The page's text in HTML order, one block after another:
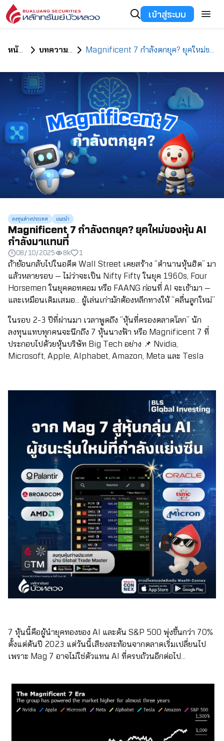
เข้าสู่ระบบ
หน้าแรก บทความทั้งหมด Magnificent 7 กำลังตกยุค? ยุคใหม่ของหุ้น AI กำลังมาแทนที่
ลงทุนต่างประเทศ แนะนำ
Magnificent 7 กำลังตกยุค? ยุคใหม่ของหุ้น AI
กำลังมาแทนที่
08/10/2025 8k 1
ถ้าย้อนกลับไปในอดีต Wall Street เคยสร้าง “ตำนานหุ้นฮิต” มา
แล้วหลายรอบ — ไม่ว่าจะเป็น Nifty Fifty ในยุค 1960s, Four
Horsemen ในยุคดอทคอม หรือ FAANG ก่อนที่ AI จะเข้ามา —
และเหมือนเดิมเสมอ… ผู้เล่นเก่ามักต้องหลีกทางให้ “คลื่นลูกใหม่”
ในรอบ 2-3 ปีที่ผ่านมา เวลาพูดถึง “หุ้นที่ครองตลาดโลก” นัก
ลงทุนแทบทุกคนจะนึกถึง 7 หุ้นนางฟ้า หรือ Magnificent 7 ที่
ประกอบไปด้วยหุ้นบริษัท Big Tech อย่าง 📌 Nvidia,
Microsoft, Apple, Alphabet, Amazon, Meta และ Tesla
7 หุ้นนี้คือผู้นำยุคทองของ AI และดัน S&P 500 พุ่งขึ้นกว่า 70%
ตั้งแต่ต้นปี 2023 แต่วันนี้เสียงสะท้อนจากตลาดเริ่มเปลี่ยนไป
เพราะ Mag 7 อาจไม่ใช่ตัวแทน AI ที่ครบถ้วนอีกต่อไป…